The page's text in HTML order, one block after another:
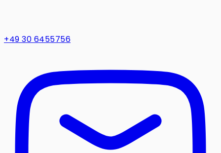
+49 30 6455756